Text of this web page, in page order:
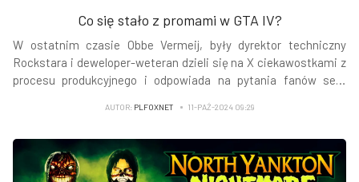
Co się stało z promami w GTA IV?
W ostatnim czasie Obbe Vermeij, były dyrektor techniczny
Rockstara i deweloper-weteran dzieli się na X ciekawostkami z
procesu produkcyjnego i odpowiada na pytania fanów serii
się promy z GTA IV.
AUTOR: PLFOXNET 11-PAŹ-2024 09:29